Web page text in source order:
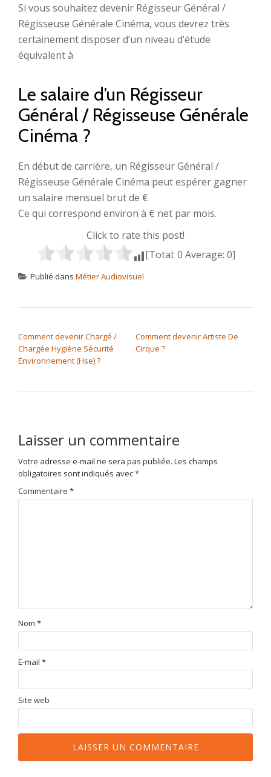
Si vous souhaitez devenir Régisseur Général /
Régisseuse Générale Cinéma, vous devrez très
certainement disposer d’un niveau d’étude
équivalent à
Le salaire d’un Régisseur
Général / Régisseuse Générale
Cinéma ?
En début de carrière, un Régisseur Général /
Régisseuse Générale Cinéma peut espérer gagner
un salaire mensuel brut de €
Ce qui correspond environ à € net par mois.
Click to rate this post!
[Total: 0 Average: 0]
Publié dans Métier Audiovisuel
Comment devenir Chargé /
Chargée Hygiène Sécurité
Environnement (Hse) ?
Comment devenir Artiste De
Cirque ?
Laisser un commentaire
Votre adresse e-mail ne sera pas publiée. Les champs
obligatoires sont indiqués avec*
Commentaire *
Nom *
E-mail *
Site web